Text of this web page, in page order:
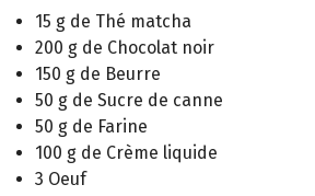
15 g de Thé matcha
200 g de Chocolat noir
150 g de Beurre
50 g de Sucre de canne
50 g de Farine
100 g de Crème liquide
3 Oeuf